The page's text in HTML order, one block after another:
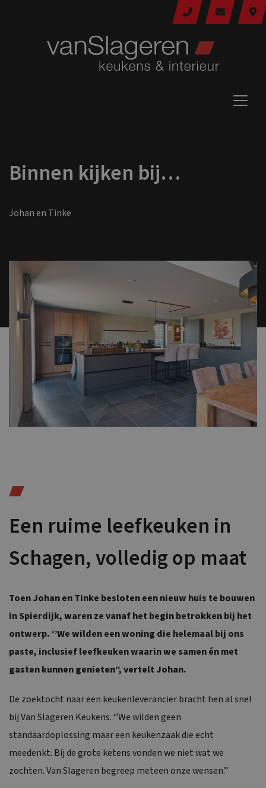
Binnen kijken bij…
Johan en Tinke
Een ruime leefkeuken in
Schagen, volledig op maat
Toen Johan en Tinke besloten een nieuw huis te bouwen
in Spierdijk, waren ze vanaf het begin betrokken bij het
ontwerp. ‘’We wilden een woning die helemaal bij ons
paste, inclusief leefkeuken waarin we samen én met
gasten kunnen genieten’’, vertelt Johan.
De zoektocht naar een keukenleverancier bracht hen al snel
bij Van Slageren Keukens. ‘’We wilden geen
standaardoplossing maar een keukenzaak die echt
meedenkt. Bij de grote ketens vonden we niet wat we
zochten. Van Slageren begreep meteen onze wensen.’’